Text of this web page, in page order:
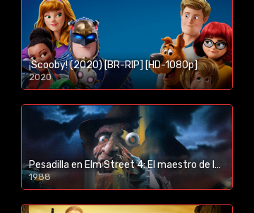
¡Scooby! (2020) [BR-RIP] [HD-1080p]
2020
1080p/720p
Pesadilla en Elm Street 4: El maestro de los sueños (1988) [BR-RIP] [HD-1080p]
1988